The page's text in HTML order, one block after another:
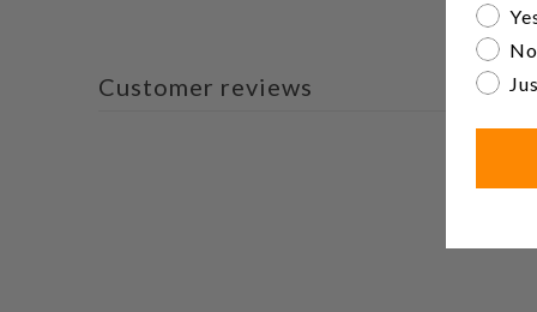
Customer reviews
Are